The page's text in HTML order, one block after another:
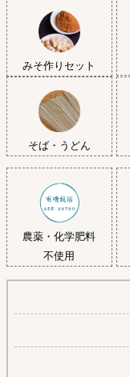
みそ作りセット
そば・うどん
農薬・化学肥料
不使用